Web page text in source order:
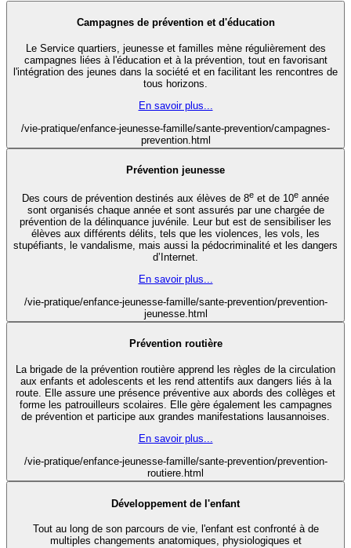
Campagnes de prévention et d'éducation
Le Service quartiers, jeunesse et familles mène régulièrement des
campagnes liées à l'éducation et à la prévention, tout en favorisant
l'intégration des jeunes dans la société et en facilitant les rencontres de
tous horizons.
En savoir plus...
/vie-pratique/enfance-jeunesse-famille/sante-prevention/campagnes-
prevention.html
Prévention jeunesse
Des cours de prévention destinés aux élèves de 8e et de 10e année
sont organisés chaque année et sont assurés par une chargée de
prévention de la délinquance juvénile. Leur but est de sensibiliser les
élèves aux différents délits, tels que les violences, les vols, les
stupéfiants, le vandalisme, mais aussi la pédocriminalité et les dangers
d’Internet.
En savoir plus...
/vie-pratique/enfance-jeunesse-famille/sante-prevention/prevention-
jeunesse.html
Prévention routière
La brigade de la prévention routière apprend les règles de la circulation
aux enfants et adolescents et les rend attentifs aux dangers liés à la
route. Elle assure une présence préventive aux abords des collèges et
forme les patrouilleurs scolaires. Elle gère également les campagnes
de prévention et participe aux grandes manifestations lausannoises.
En savoir plus...
/vie-pratique/enfance-jeunesse-famille/sante-prevention/prevention-
routiere.html
Développement de l'enfant
Tout au long de son parcours de vie, l'enfant est confronté à de
multiples changements anatomiques, physiologiques et